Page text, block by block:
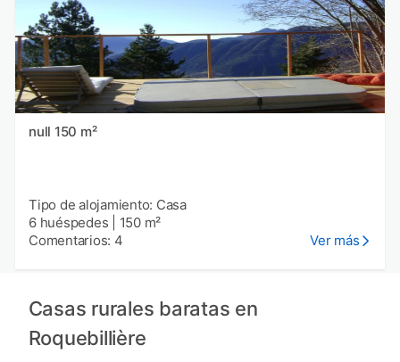
null 150 m²
Tipo de alojamiento: Casa
6 huéspedes
150 m²
Comentarios: 4
Ver más
Casas rurales baratas en
Roquebillière